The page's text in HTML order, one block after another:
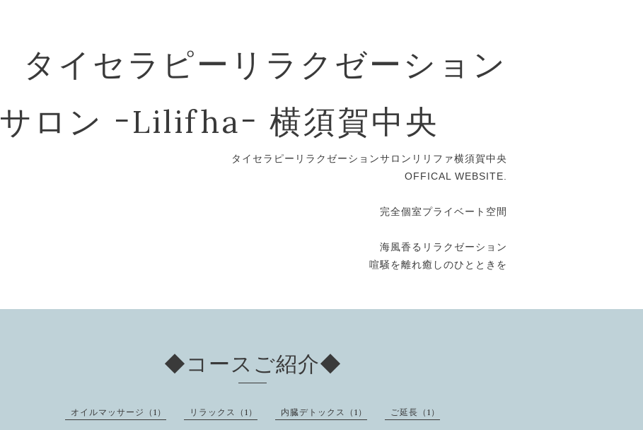
タイセラピーリラクゼーション
サロン ｰLilifhaｰ 横須賀中央
タイセラピーリラクゼーションサロンリリファ横須賀中央
OFFICAL WEBSITE.
完全個室プライベート空間
海風香るリラクゼーション
喧騒を離れ癒しのひとときを
◆コースご紹介◆
オイルマッサージ（1） リラックス（1） 内臓デトックス（1） ご延長（1）